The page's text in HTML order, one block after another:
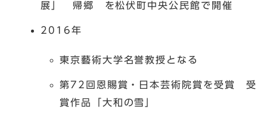
展」 帰郷 を松伏町中央公民館で開催
2016年
東京藝術大学名誉教授となる
第72回恩賜賞・日本芸術院賞を受賞 受
賞作品「大和の雪」